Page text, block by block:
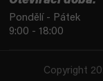
Pondělí - Pátek
9:00 - 18:00
Copyright